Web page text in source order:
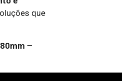
que
–